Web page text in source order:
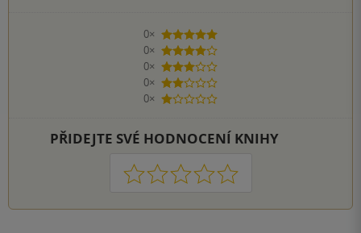
0×
5 hvězdiček
0×
4 hvězdičky
0×
3 hvězdičky
0×
2 hvězdičky
0×
1 hvezdička
PŘIDEJTE SVÉ HODNOCENÍ KNIHY
1 2 3 4 5